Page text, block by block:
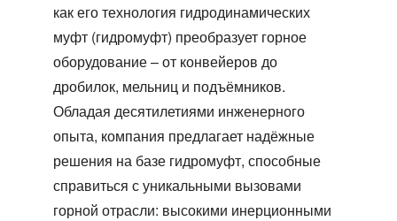
как его технология гидродинамических
муфт (гидромуфт) преобразует горное
оборудование – от конвейеров до
дробилок, мельниц и подъёмников.
Обладая десятилетиями инженерного
опыта, компания предлагает надёжные
решения на базе гидромуфт, способные
справиться с уникальными вызовами
горной отрасли: высокими инерционными